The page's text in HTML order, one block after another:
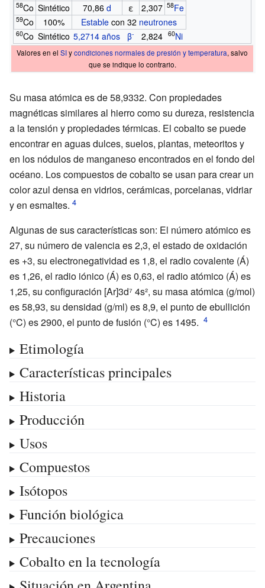
58Co Sintético 70,86d ε 2,307 58Fe
59Co 100% Estable con 32 neutrones
60Co Sintético 5,2714 años β- 2,824 60Ni
Valores en elSIycondiciones normales de presión y temperatura, salvo
que se indique lo contrario.
Su masa atómica es de 58,9332. Con propiedades
magnéticas similares al hierro como su dureza, resistencia
a la tensión y propiedades térmicas. El cobalto se puede
encontrar en aguas dulces, suelos, plantas, meteoritos y
en los nódulos de manganeso encontrados en el fondo del
océano. Los compuestos de cobalto se usan para crear un
color azul densa en vidrios, cerámicas, porcelanas, vidriar
y en esmaltes.
Algunas de sus características son: El número atómico es
27, su número de valencia es 2,3, el estado de oxidación
es +3, su electronegatividad es 1,8, el radio covalente (Á)
es 1,26, el radio iónico (Á) es 0,63, el radio atómico (Á) es
1,25, su configuración [Ar]3d⁷ 4s², su masa atómica (g/mol)
es 58,93, su densidad (g/ml) es 8,9, el punto de ebullición
(°C) es 2900, el punto de fusión (°C) es 1495.
Etimología
Características principales
Historia
Producción
Usos
Compuestos
Isótopos
Función biológica
Precauciones
Cobalto en la tecnología